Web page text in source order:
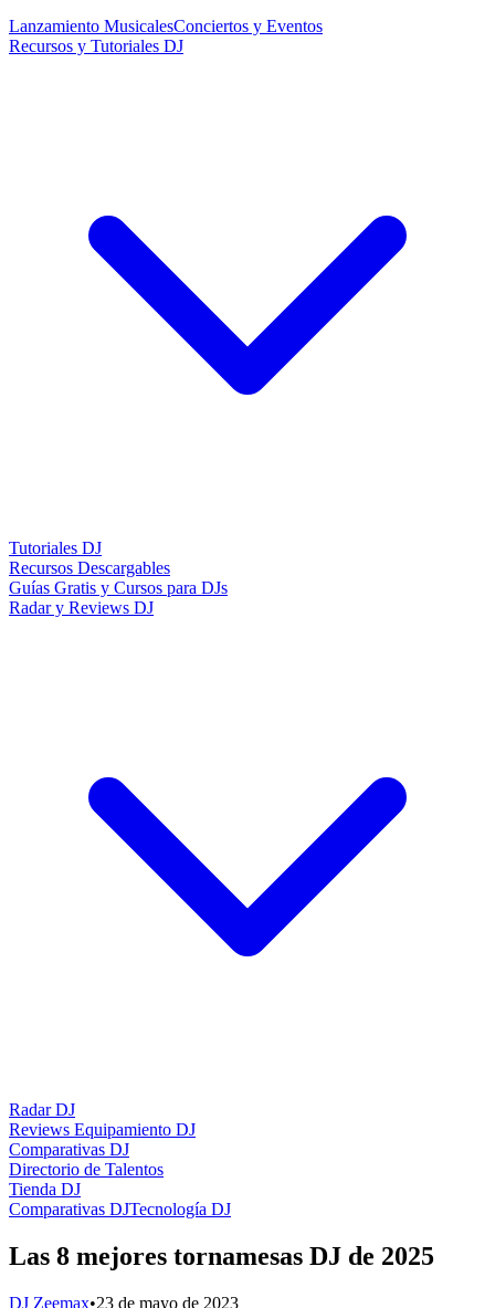
Lanzamiento MusicalesConciertos y Eventos
Recursos y Tutoriales DJ
Tutoriales DJ
Recursos Descargables
Guías Gratis y Cursos para DJs
Radar y Reviews DJ
Radar DJ
Reviews Equipamiento DJ
Comparativas DJ
Directorio de Talentos
Tienda DJ
Comparativas DJTecnología DJ
Las 8 mejores tornamesas DJ de 2025
DJ Zeemax•23 de mayo de 2023